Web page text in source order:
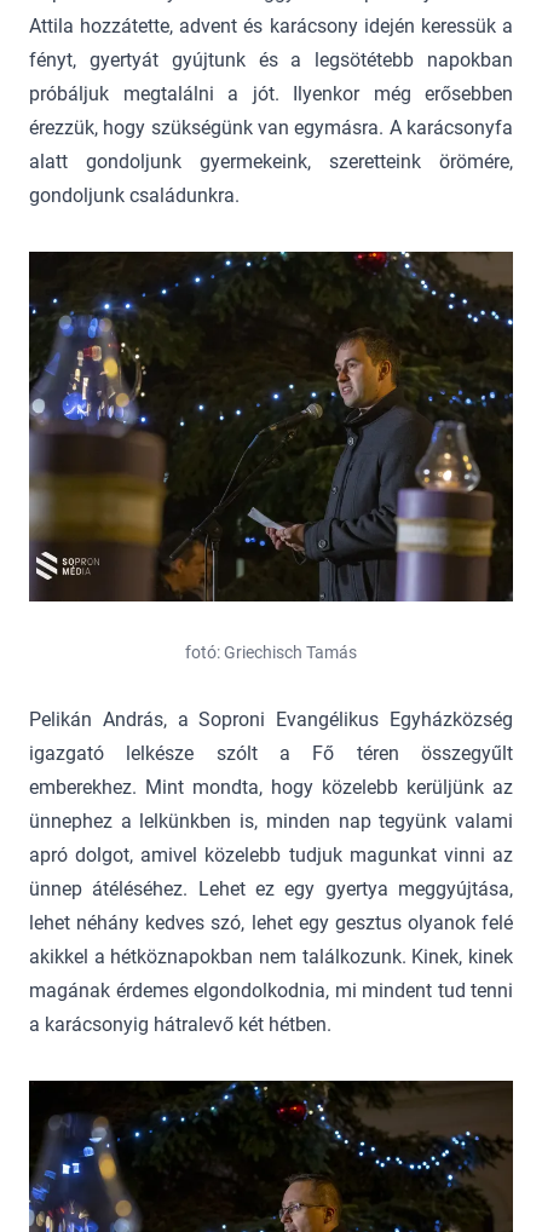
Attila hozzátette, advent és karácsony idején keressük a
fényt, gyertyát gyújtunk és a legsötétebb napokban
próbáljuk megtalálni a jót. Ilyenkor még erősebben
érezzük, hogy szükségünk van egymásra. A karácsonyfa
alatt gondoljunk gyermekeink, szeretteink örömére,
gondoljunk családunkra.
fotó: Griechisch Tamás
Pelikán András, a Soproni Evangélikus Egyházközség
igazgató lelkésze szólt a Fő téren összegyűlt
emberekhez. Mint mondta, hogy közelebb kerüljünk az
ünnephez a lelkünkben is, minden nap tegyünk valami
apró dolgot, amivel közelebb tudjuk magunkat vinni az
ünnep átéléséhez. Lehet ez egy gyertya meggyújtása,
lehet néhány kedves szó, lehet egy gesztus olyanok felé
akikkel a hétköznapokban nem találkozunk. Kinek, kinek
magának érdemes elgondolkodnia, mi mindent tud tenni
a karácsonyig hátralevő két hétben.